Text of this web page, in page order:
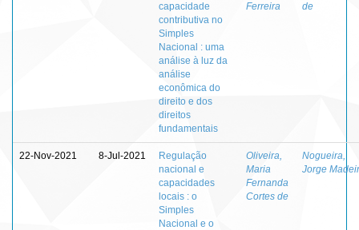
capacidade
contributiva no
Simples
Nacional : uma
análise à luz da
análise
econômica do
direito e dos
direitos
fundamentais
Ferreira
de
22-Nov-2021 8-Jul-2021
Regulação
nacional e
capacidades
locais : o
Simples
Nacional e o
Oliveira,
Maria
Fernanda
Cortes de
Nogueira,
Jorge